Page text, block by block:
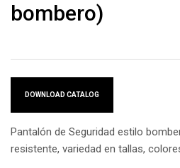
bombero)
DOWNLOAD CATALOG
Pantalón de Seguridad estilo
resistente, variedad en tallas,